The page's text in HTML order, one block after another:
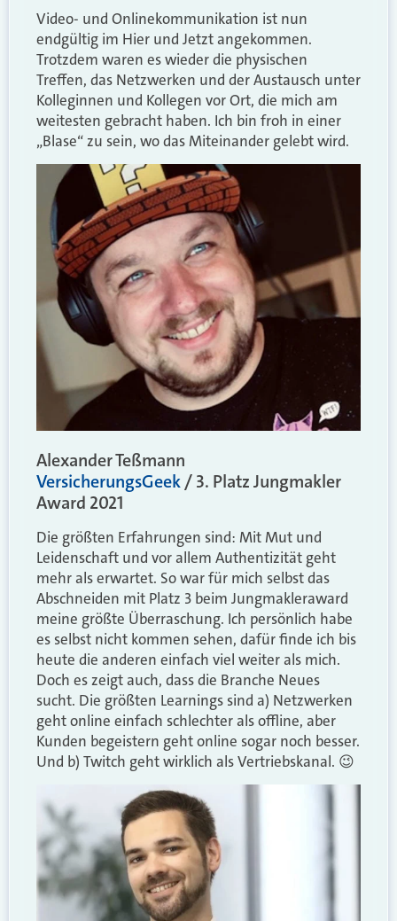
Video- und Onlinekommunikation ist nun
endgültig im Hier und Jetzt angekommen.
Trotzdem waren es wieder die physischen
Treffen, das Netzwerken und der Austausch unter
Kolleginnen und Kollegen vor Ort, die mich am
weitesten gebracht haben. Ich bin froh in einer
„Blase“ zu sein, wo das Miteinander gelebt wird.
Alexander Teßmann
VersicherungsGeek/ 3. Platz Jungmakler
Award 2021
Die größten Erfahrungen sind: Mit Mut und
Leidenschaft und vor allem Authentizität geht
mehr als erwartet. So war für mich selbst das
Abschneiden mit Platz 3 beim Jungmakleraward
meine größte Überraschung. Ich persönlich habe
es selbst nicht kommen sehen, dafür finde ich bis
heute die anderen einfach viel weiter als mich.
Doch es zeigt auch, dass die Branche Neues
sucht. Die größten Learnings sind a) Netzwerken
geht online einfach schlechter als offline, aber
Kunden begeistern geht online sogar noch besser.
Und b) Twitch geht wirklich als Vertriebskanal. 😉